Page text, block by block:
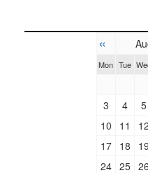
«
Mon Tue
3
4 5
10
11 12
17
18 19
24 25 26